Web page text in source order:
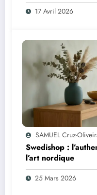
17 Avril 2026
SAMUEL Cruz-
Swedishop :
l’art nordique
25 Mars 2026